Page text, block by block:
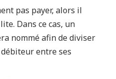
pas payer, alors il
Dans ce cas, un
nommé afin de diviser
entre ses